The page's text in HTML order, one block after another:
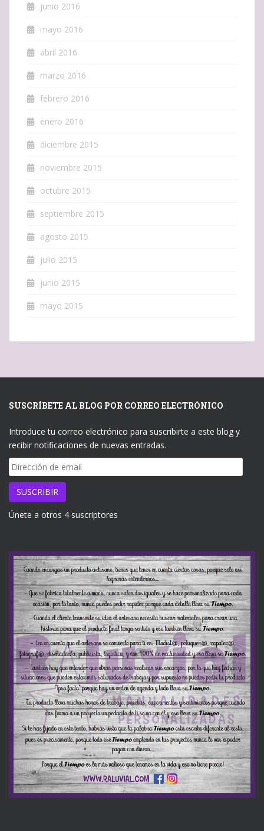
junio 2016
mayo 2016
abril 2016
marzo 2016
febrero 2016
enero 2016
diciembre 2015
noviembre 2015
octubre 2015
septiembre 2015
agosto 2015
julio 2015
junio 2015
mayo 2015
SUSCRÍBETE AL BLOG POR CORREO ELECTRÓNICO
Introduce tu correo electrónico para suscribirte a este blog y
recibir notificaciones de nuevas entradas.
Dirección
de
email
SUSCRIBIR
Únete a otros 4 suscriptores